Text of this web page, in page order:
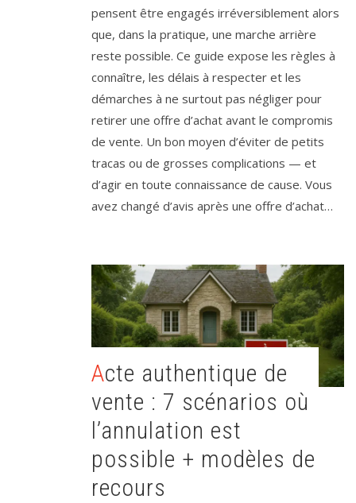
pensent être engagés irréversiblement alors
que, dans la pratique, une marche arrière
reste possible. Ce guide expose les règles à
connaître, les délais à respecter et les
démarches à ne surtout pas négliger pour
retirer une offre d’achat avant le compromis
de vente. Un bon moyen d’éviter de petits
tracas ou de grosses complications — et
d’agir en toute connaissance de cause. Vous
avez changé d’avis après une offre d’achat…
Acte authentique de
vente : 7 scénarios où
l’annulation est
possible + modèles de
recours